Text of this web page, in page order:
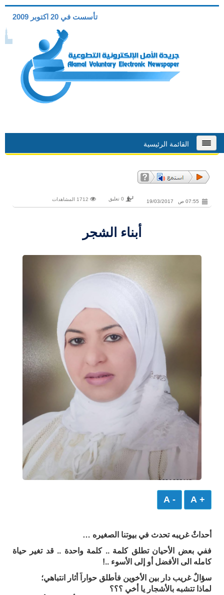
تأسست في 20 اكتوبر 2009
القائمة الرئيسية
07:55 ص 19/03/2017 0 تعليق
أبناء الشجر
+ A
- A
أحداثٌ غريبه تحدث في بيوتنا الصغيره …
ففي بعض الأحيان تطلق كلمة .. كلمة واحدة .. قد تغير حياة
كامله الى الأفضل أو إلى الأسوء ..!
سؤالٌ غريب دار بين الأخوين فأطلق حواراً أثار انتباهي؛
لماذا تتشبه بالأشجار يا أخي ؟؟؟